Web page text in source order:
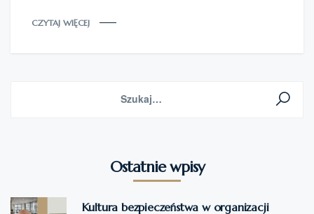
CZYTAJ WIĘCEJ
Ostatnie wpisy
Kultura bezpieczeństwa w organizacji